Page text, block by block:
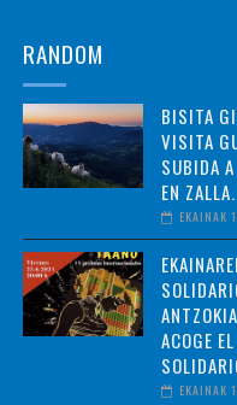
RANDOM
BISITA
VISITA
SUBIDA
EN
EKAINAK
ACOGE
EKAINAK